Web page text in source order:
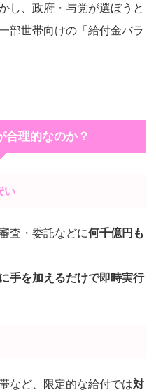
し、政府・与党が選ぼうと
部世帯向けの「給付金バラ
合理的なのか？
い
査・委託などに何千億円も
手を加えるだけで即時実行
など、限定的な給付では対